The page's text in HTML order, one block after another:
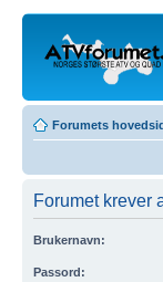
Forumets
Forumet krever
Brukernavn:
Passord: